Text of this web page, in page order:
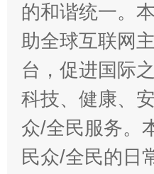
的和谐统一。
助全球互联网
台，促进国际
科技、健康、
众/全民服务。
民众/全民的日